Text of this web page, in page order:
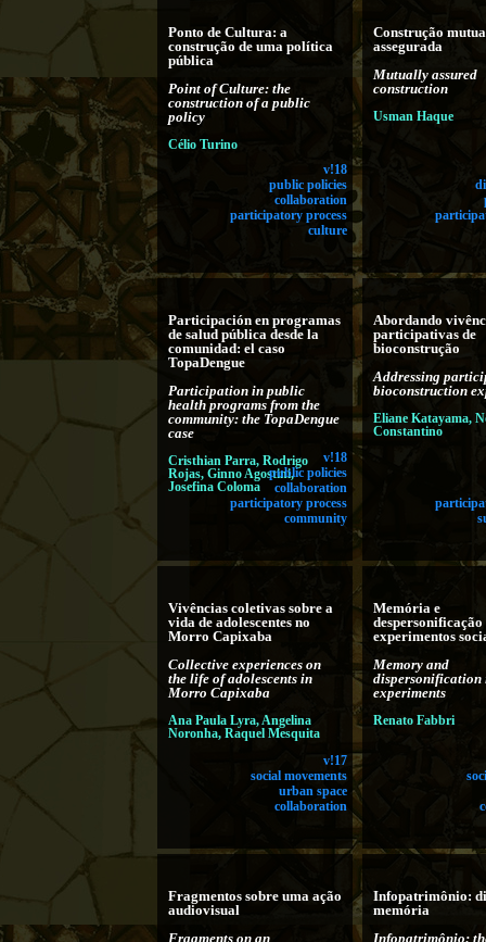
Ponto de Cultura: a
construção de uma política
pública
Point of Culture: the
construction of a public
policy
Célio Turino
v!18
public policies
collaboration
participatory process
culture
Construção
assegurada
Mutually assured
construction
Usman Haque
Participación en programas
de salud pública desde la
comunidad: el caso
TopaDengue
Participation in public
health programs from the
community: the TopaDengue
case
Cristhian Parra, Rodrigo
Rojas, Ginno Agostini,
Josefina Coloma
v!18
public policies
collaboration
participatory process
community
Abordando
participativas de
bioconstrução
Addressing
bioconstruction
Eliane Katayama,
Constantino
Vivências coletivas sobre a
vida de adolescentes no
Morro Capixaba
Collective experiences on
the life of adolescents in
Morro Capixaba
Ana Paula Lyra, Angelina
Noronha, Raquel Mesquita
v!17
social movements
urban space
collaboration
Memória e
despersonificação
experimentos
Memory and
dispersonification
experiments
Renato Fabbri
Fragmentos sobre uma ação
audiovisual
Fragments on an
Infopatrimônio:
memória
Infopatrimônio: